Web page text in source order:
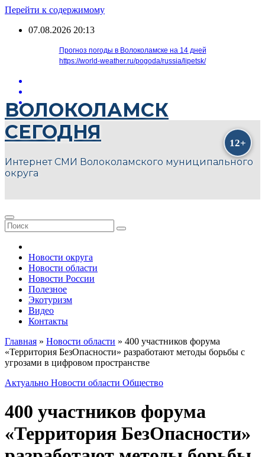
Перейти к содержимому
07.08.2026 20:13
Прогноз погоды в Волоколамске на 14 дней
https://world-weather.ru/pogoda/russia/lipetsk/
ВОЛОКОЛАМСК
СЕГОДНЯ
Интернет СМИ Волоколамского муниципального
округа
Новости округа
Новости области
Новости России
Полезное
Экотуризм
Видео
Контакты
Главная » Новости области » 400 участников форума
«Территория БезОпасности» разработают методы борьбы с
угрозами в цифровом пространстве
Актуально Новости области Общество
400 участников форума
«Территория БезОпасности»